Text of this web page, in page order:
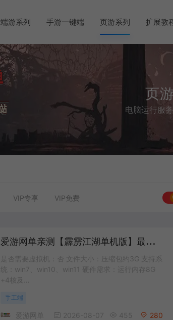
端游系列 手游一键端 页游系列 扩展教
页
电脑运行服
VIP专享 VIP免费
爱
游网单亲测【霹雳江湖单机版】最新整理页游武侠单机一键端Win系单机服务端PC客户端 GM后台 通用视频教学+手工端文本教学
是否需要虚拟机：否 文件大小：压缩包约3G 支持系
统：win7、win10、win11 硬件需求：运行内存8G
+4核及…
手工端
爱游网单 2026-08-07 455 280